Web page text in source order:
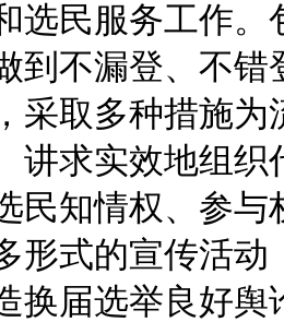
选民服务工作
到不漏登、不
采取多种措施
讲求实效地组
民知情权、参
形式的宣传活
换届选举良好舆